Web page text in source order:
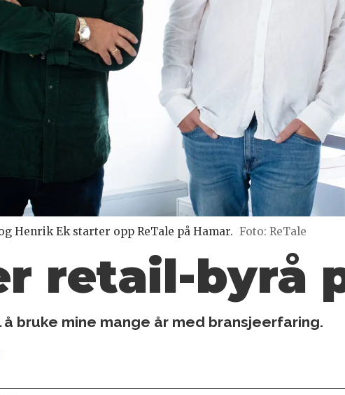
Henrik Ek starter opp ReTale på Hamar. Foto: ReTale
retail-byrå
bruke mine mange år med bransjeerfaring.